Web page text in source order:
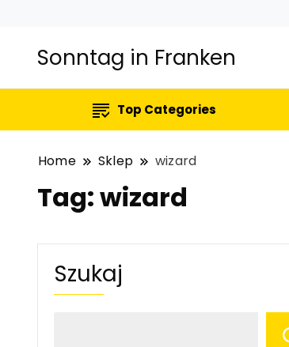
Sonntag in Franken
Top Categories
Home Sklep wizard
Tag:wizard
Szukaj